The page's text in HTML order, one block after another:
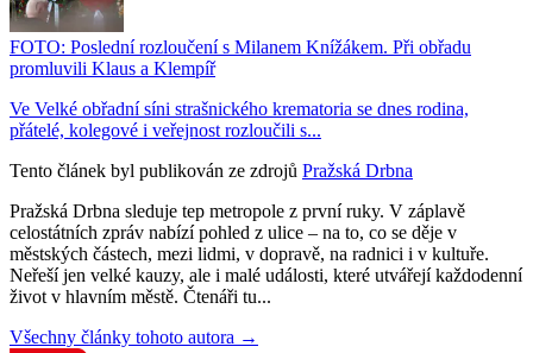
FOTO: Poslední rozloučení s Milanem Knížákem. Při obřadu
promluvili Klaus a Klempíř
Ve Velké obřadní síni strašnického krematoria se dnes rodina,
přátelé, kolegové i veřejnost rozloučili s...
Tento článek byl publikován ze zdrojů Pražská Drbna
Pražská Drbna sleduje tep metropole z první ruky. V záplavě
celostátních zpráv nabízí pohled z ulice – na to, co se děje v
městských částech, mezi lidmi, v dopravě, na radnici i v kultuře.
Neřeší jen velké kauzy, ale i malé události, které utvářejí každodenní
život v hlavním městě. Čtenáři tu...
Všechny články tohoto autora →